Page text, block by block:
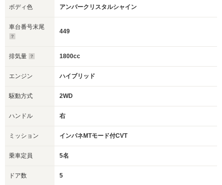
ボディ色 アンバークリスタルシャイン
車台番号末尾
449
排気量 1800cc
エンジン ハイブリッド
駆動方式 2WD
ハンドル 右
ミッション インパネMTモード付CVT
乗車定員 5名
ドア数 5